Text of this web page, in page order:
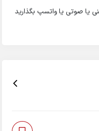
یا صوتی یا واتسپ بگذارید